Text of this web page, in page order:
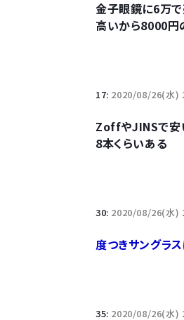
金子眼鏡に6万で
高いから8000円
17: 2020/08/26(水)
ZoffやJINSで安
8本くらいある
30: 2020/08/26(水)
度つきサングラ
35: 2020/08/26(水)